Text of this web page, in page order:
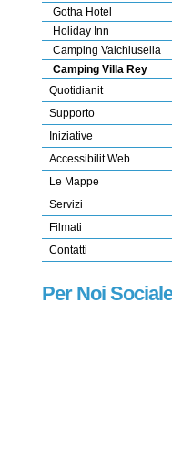
Gotha Hotel
Holiday Inn
Camping Valchiusella
Camping Villa Rey
Quotidianit
Supporto
Iniziative
Accessibilit Web
Le Mappe
Servizi
Filmati
Contatti
Per Noi Sociale